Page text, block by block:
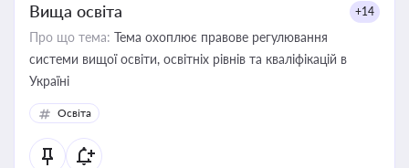
Вища освіта +14
Про що тема: Тема охоплює правове регулювання
системи вищої освіти, освітніх рівнів та кваліфікацій в
Україні
Освіта